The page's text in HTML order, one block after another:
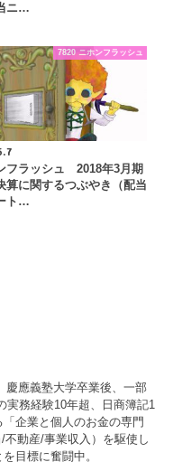
ニ…
7820 ニホンフラッシュ
フラッシュ 2018年3月期
算に関するつぶやき（配当
ト…
慶應義塾大学卒業後、一部
実務経験10年超、日商簿記1
企業と個人のお金の専門
動産/事業収入）を駆使し
目標に奮闘中。